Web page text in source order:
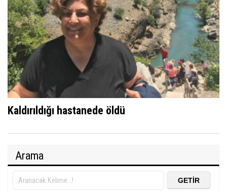
Kaldırıldığı hastanede öldü
Arama